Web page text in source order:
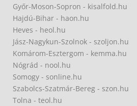
Győr-Moson-Sopron - kisalfold.hu
Hajdú-Bihar - haon.hu
Heves - heol.hu
Jász-Nagykun-Szolnok - szoljon.hu
Komárom-Esztergom - kemma.hu
Nógrád - nool.hu
Somogy - sonline.hu
Szabolcs-Szatmár-Bereg - szon.hu
Tolna - teol.hu